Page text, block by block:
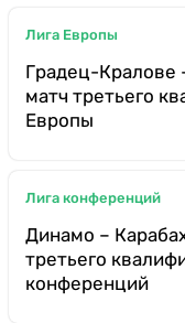
Лига Европы
Градец-Кралове
матч третьего
Европы
Лига конференций
Динамо –
третьего
конференций